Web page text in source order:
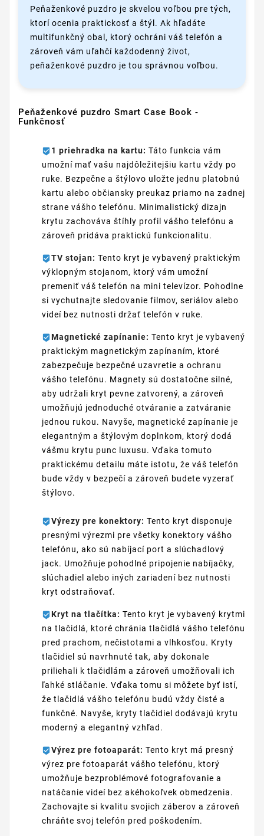
Peňaženkové puzdro je skvelou voľbou pre tých,
ktorí ocenia praktickosť a štýl. Ak hľadáte
multifunkčný obal, ktorý ochráni váš telefón a
zároveň vám uľahčí každodenný život,
peňaženkové puzdro je tou správnou voľbou.
Peňaženkové puzdro Smart Case Book -
Funkčnosť
1 priehradka na kartu: Táto funkcia vám
umožní mať vašu najdôležitejšiu kartu vždy po
ruke. Bezpečne a štýlovo uložte jednu platobnú
kartu alebo občiansky preukaz priamo na zadnej
strane vášho telefónu. Minimalistický dizajn
krytu zachováva štíhly profil vášho telefónu a
zároveň pridáva praktickú funkcionalitu.
TV stojan: Tento kryt je vybavený praktickým
výklopným stojanom, ktorý vám umožní
premeniť váš telefón na mini televízor. Pohodlne
si vychutnajte sledovanie filmov, seriálov alebo
videí bez nutnosti držať telefón v ruke.
Magnetické zapínanie: Tento kryt je vybavený
praktickým magnetickým zapínaním, ktoré
zabezpečuje bezpečné uzavretie a ochranu
vášho telefónu. Magnety sú dostatočne silné,
aby udržali kryt pevne zatvorený, a zároveň
umožňujú jednoduché otváranie a zatváranie
jednou rukou. Navyše, magnetické zapínanie je
elegantným a štýlovým doplnkom, ktorý dodá
vášmu krytu punc luxusu. Vďaka tomuto
praktickému detailu máte istotu, že váš telefón
bude vždy v bezpečí a zároveň budete vyzerať
štýlovo.
Výrezy pre konektory: Tento kryt disponuje
presnými výrezmi pre všetky konektory vášho
telefónu, ako sú nabíjací port a slúchadlový
jack. Umožňuje pohodlné pripojenie nabíjačky,
slúchadiel alebo iných zariadení bez nutnosti
kryt odstraňovať.
Kryt na tlačítka: Tento kryt je vybavený krytmi
na tlačidlá, ktoré chránia tlačidlá vášho telefónu
pred prachom, nečistotami a vlhkosťou. Kryty
tlačidiel sú navrhnuté tak, aby dokonale
priliehali k tlačidlám a zároveň umožňovali ich
ľahké stláčanie. Vďaka tomu si môžete byť istí,
že tlačidlá vášho telefónu budú vždy čisté a
funkčné. Navyše, kryty tlačidiel dodávajú krytu
moderný a elegantný vzhľad.
Výrez pre fotoaparát: Tento kryt má presný
výrez pre fotoaparát vášho telefónu, ktorý
umožňuje bezproblémové fotografovanie a
natáčanie videí bez akéhokoľvek obmedzenia.
Zachovajte si kvalitu svojich záberov a zároveň
chráňte svoj telefón pred poškodením.